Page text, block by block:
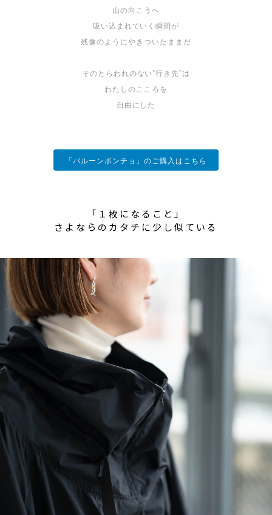
山の向こうへ
吸い込まれていく瞬間が
残像のようにやきついたままだ
そのとらわれのない”行き先”は
わたしのこころを
自由にした
「バルーンポンチョ」のご購入はこちら
「１枚になること」
さよならのカタチに少し似ている